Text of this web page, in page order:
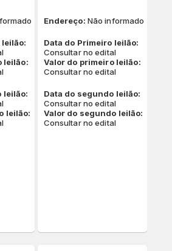
leilão:
leilão:
leilão:
leilão:
Endereço: Não informado
Data do Primeiro leilão:
Consultar no edital
Valor do primeiro leilão:
Consultar no edital
Data do segundo leilão:
Consultar no edital
Valor do segundo leilão:
Consultar no edital